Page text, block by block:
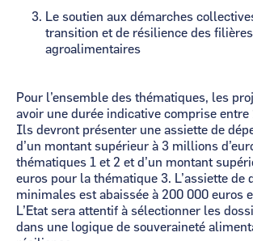
Le soutien aux démarches
transition et de résilience des
agroalimentaires
Pour l’ensemble des thématiques, les
avoir une durée indicative comprise entre
Ils devront présenter une assiette de
d’un montant supérieur à 3 millions
thématiques 1 et 2 et d’un montant
euros pour la thématique 3. L’assiette de
minimales est abaissée à 200 000 euros
L’Etat sera attentif à sélectionner les
dans une logique de souveraineté